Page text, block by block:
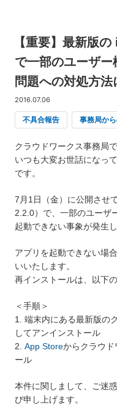
【重要】最新版
で一部のユーザ
問題への対処方
2016.07.06
不具合報告 事務局か
クラウドワークス事務局で
いつも大変お世話になっ
です。
7月1日（金）に公開させ
2.2.0）で、一部のユーザ
起動できない事象が発生
アプリを起動できない場
いいたします。
再インストールは、以下
＜手順＞
1. 端末内にある最新版の
してアンインストール
2. App Storeからクラウド
ール
本件に関しまして、ご迷
び申し上げます。